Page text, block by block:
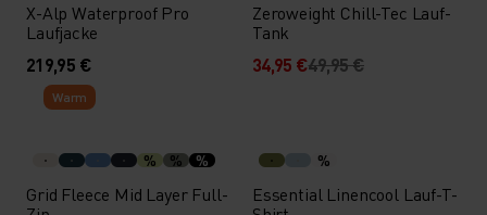
X-Alp Waterproof Pro
Laufjacke
219,95 €
Zeroweight Chill-Tec Lauf-
Tank
34,95 €49,95 €
Warm
% % %
Grid Fleece Mid Layer Full-
%
Essential Linencool Lauf-T-